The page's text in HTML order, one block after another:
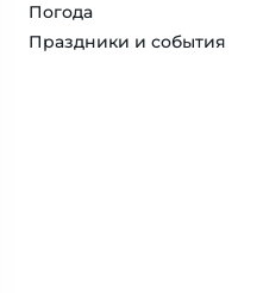
Погода
Праздники и события